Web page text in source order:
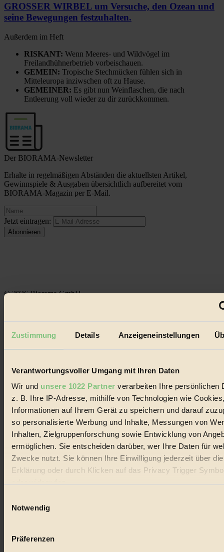
Zustimmung Details Anzeigeneinstellungen
Verantwortungsvoller Umgang mit Ihren Daten
Wir und unsere 1022 Partner verarbeiten Ihre persönlichen
z. B. Ihre IP-Adresse, mithilfe von Technologien wie
Informationen auf Ihrem Gerät zu speichern und darauf
so personalisierte Werbung und Inhalte, Messungen von
Inhalten, Zielgruppenforschung sowie Entwicklung von
ermöglichen. Sie entscheiden darüber, wer Ihre Daten für
Zwecke nutzt. Sie können Ihre Einwilligung jederzeit über
Erklärung oder durch Klicken auf das Privacy Trigger
Wenn Sie es erlauben, würden wir auch gerne:
Ihr Gerät durch aktives Scannen nach bestimmten
Notwendig
Präferenzen
GROSSER WIRBEL um Versuche, den Ozean und
seine Bewegungen festzuhalten.
Außerdem im Heft
RISKANT: Wenn Meeres- und Wildvögel im
Freilandhühnerbetrieb vorbeischauen.
GEMEIN: Tropische Stechmücken fühlen sich in
Mitteleuropa inziwschen oft zu Hause.
GEMEINER: Es gibt nun Weinflaschen, die nach
Entleerung voll wieder zu dir zurückkommen.
Der BIORAMA-Newsletter
Erhalte in regelmäßigen Abständen die aktuellsten Artikel,
Gewinnspiele & Ausgaben übersichtlich aufbereitet vom
BIORAMA-Magazin per E-Mail.
Jetzt eintragen:
© 2026 Biorama GmbH
Datenschutz
Handels mit Bioprodukten, des Fair-Trade sowie der Branche
alternativer Energien.
Social Media
22.601 Fans auf Facebook
Folge uns auf Instagram
Themen
Bio
#
Vegan